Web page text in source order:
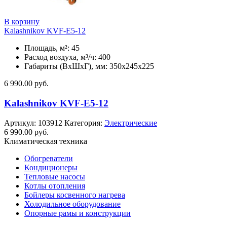
В корзину
Kalashnikov KVF-E5-12
Площадь, м²: 45
Расход воздуха, м³/ч: 400
Габариты (ВхШхГ), мм: 350x245x225
6 990.00 руб.
Kalashnikov KVF-E5-12
Артикул: 103912 Категория: Электрические
6 990.00 руб.
Климатическая техника
Обогреватели
Кондиционеры
Тепловые насосы
Котлы отопления
Бойлеры косвенного нагрева
Холодильное оборудование
Опорные рамы и конструкции